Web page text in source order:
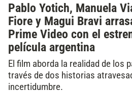
Pablo Yotich, Manuela
Fiore y Magui Bravi
Prime Video con el
película argentina
El film aborda la realidad de los
través de dos historias
incertidumbre.